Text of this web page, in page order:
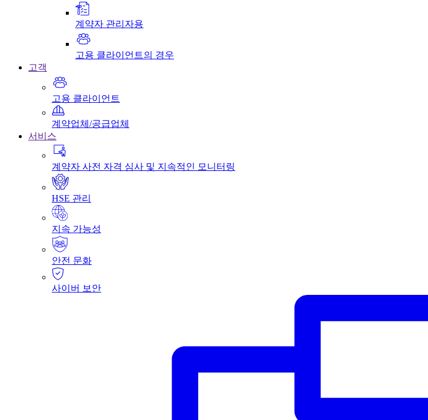
계약자 관리자용
고용 클라이언트의 경우
고객
고용 클라이언트
계약업체/공급업체
서비스
계약자 사전 자격 심사 및 지속적인 모니터링
HSE 관리
지속 가능성
안전 문화
사이버 보안